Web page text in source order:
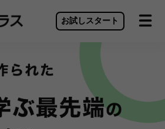
お試しスタート
トップページ
記事ブログ